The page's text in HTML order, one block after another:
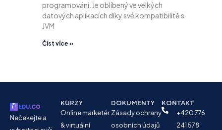
programování. Je oblíbený ve velkých
datových aplikacích díky své kompatibilitě s
JVM
Číst více »
Nečekejte a
KURZY
Online marketér
& virtuální
DOKUMENTY
Zásady ochrany
osobních údajů
KONTAKT
+420 776
241 578